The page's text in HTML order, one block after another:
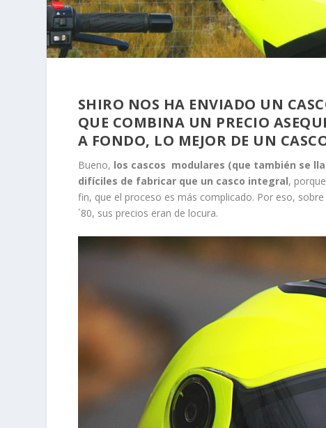
SHIRO NOS HA ENVIADO UN
QUE COMBINA UN PRECIO
A FONDO, LO MEJOR DE UN
Bueno, los cascos modulares (que también se
difíciles de fabricar que un casco integral,
fin, que el proceso es más complicado. Por eso,
´80, sus precios eran de locura.